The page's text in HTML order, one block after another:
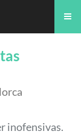
inofensivas.